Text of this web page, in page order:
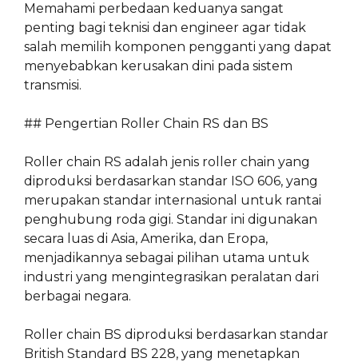
Memahami perbedaan keduanya sangat
penting bagi teknisi dan engineer agar tidak
salah memilih komponen pengganti yang dapat
menyebabkan kerusakan dini pada sistem
transmisi.
## Pengertian Roller Chain RS dan BS
Roller chain RS adalah jenis roller chain yang
diproduksi berdasarkan standar ISO 606, yang
merupakan standar internasional untuk rantai
penghubung roda gigi. Standar ini digunakan
secara luas di Asia, Amerika, dan Eropa,
menjadikannya sebagai pilihan utama untuk
industri yang mengintegrasikan peralatan dari
berbagai negara.
Roller chain BS diproduksi berdasarkan standar
British Standard BS 228, yang menetapkan